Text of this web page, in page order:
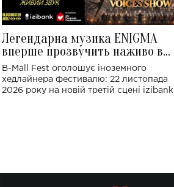
Легендарна музика ENIGMA
вперше прозвучить наживо в
Україні: де відбудеться концерт
B-Mall Fest оголошує іноземного
хедлайнера фестивалю: 22 листопада
2026 року на новій третій сцені izibank